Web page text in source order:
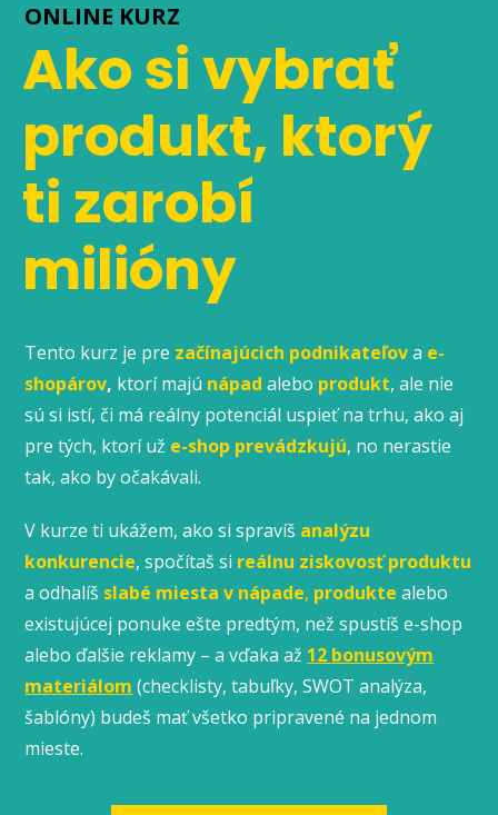
ONLINE KURZ
Ako si vybrať
produkt, ktorý
ti zarobí
milióny
Tento kurz je pre začínajúcich podnikateľova e-
shopárov, ktorí majú nápad alebo produkt, ale nie
sú si istí, či má reálny potenciál uspieť na trhu, ako aj
pre tých, ktorí už e-shop prevádzkujú, no nerastie
tak, ako by očakávali.
V kurze ti ukážem, ako si spravíš analýzu
konkurencie, spočítaš si reálnu ziskovosť produktu
a odhalíš slabé miesta v nápade, produkte alebo
existujúcej ponuke ešte predtým, než spustíš e-shop
alebo ďalšie reklamy – a vďaka až 12 bonusovým
materiálom (checklisty, tabuľky, SWOT analýza,
šablóny) budeš mať všetko pripravené na jednom
mieste.